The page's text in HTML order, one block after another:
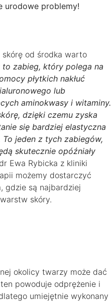
urodowe problemy!
od środka warto
to zabieg, który polega na
płytkich nakłuć
lub
aminokwasy i witaminy.
dzięki czemu zyska
się bardziej elastyczna
To jeden z tych zabiegów,
skutecznie opóźniały
Ewa Rybicka z kliniki
możemy dostarczyć
gdzie są najbardziej
skóry.
okolicy twarzy może dać
powoduje odprężenie i
umiejętnie wykonany